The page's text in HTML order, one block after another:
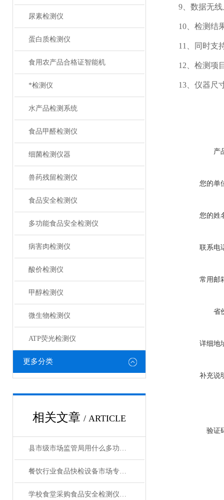
尿素检测仪
蛋白质检测仪
食用农产品合格证智能机
*检测仪
水产品检测系统
食品甲醛检测仪
细菌检测仪器
兽药残留检测仪
食品安全检测仪
多功能食品安全检测仪
病害肉检测仪
酸价检测仪
甲醇检测仪
微生物检测仪
ATP荧光检测仪
更多分类
相关文章 / ARTICLE
县市级市场监管局用什么多功能食品安全检测仪好
餐饮行业食品快检设备市场专业报告：技术趋势与采购需求深度分析
学校食堂采购食品安全检测仪，这5大核心原则必须掌握！
9、数据无线
10、检测结果
11、同时支持
12、检测项目
13、仪器尺寸
产
您的单
您的姓
联系电
常用邮
省
详细地
补充说
验证